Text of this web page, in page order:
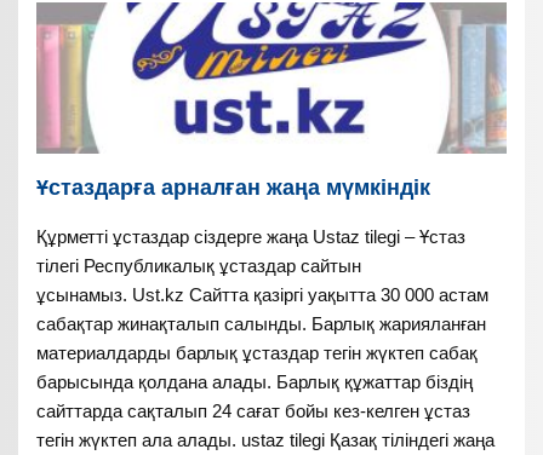
Ұстаздарға арналған жаңа мүмкіндік
Құрметті ұстаздар сіздерге жаңа Ustaz tilegi – Ұстаз
тілегі Республикалық ұстаздар сайтын
ұсынамыз. Ust.kz Сайтта қазіргі уақытта 30 000 астам
сабақтар жинақталып салынды. Барлық жарияланған
материалдарды барлық ұстаздар тегін жүктеп сабақ
барысында қолдана алады. Барлық құжаттар біздің
сайттарда сақталып 24 сағат бойы кез-келген ұстаз
тегін жүктеп ала алады. ustaz tilegi Қазақ тіліндегі жаңа